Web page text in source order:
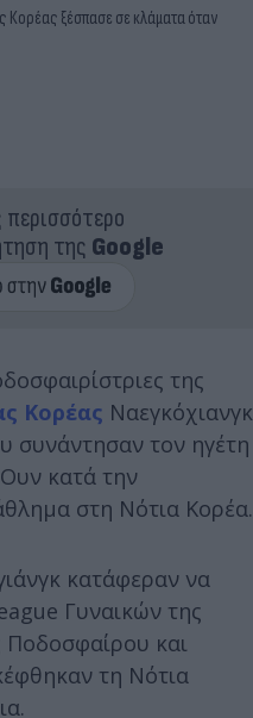
Κορέας ξέσπασε σε κλάματα όταν
περισσότερο
της Google
της
Κορέας Ναεγκόχιανγκ
συνάντησαν τον ηγέτη
κατά την
στη Νότια Κορέα.
κατάφεραν να
Γυναικών της
Ποδοσφαίρου και
τη Νότια